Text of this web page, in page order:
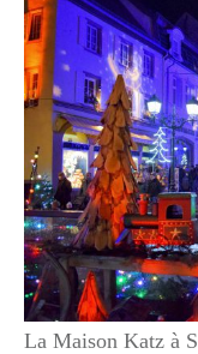
La Maison Katz à